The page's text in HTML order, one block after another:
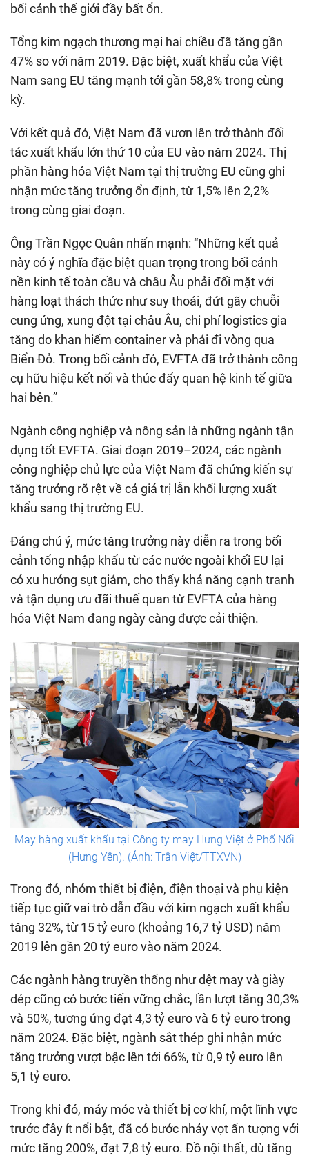
bối cảnh thế giới đầy bất ổn.
Tổng kim ngạch thương mại hai chiều đã tăng gần
47% so với năm 2019. Đặc biệt, xuất khẩu của Việt
Nam sang EU tăng mạnh tới gần 58,8% trong cùng
kỳ.
Với kết quả đó, Việt Nam đã vươn lên trở thành đối
tác xuất khẩu lớn thứ 10 của EU vào năm 2024. Thị
phần hàng hóa Việt Nam tại thị trường EU cũng ghi
nhận mức tăng trưởng ổn định, từ 1,5% lên 2,2%
trong cùng giai đoạn.
Ông Trần Ngọc Quân nhấn mạnh: “Những kết quả
này có ý nghĩa đặc biệt quan trọng trong bối cảnh
nền kinh tế toàn cầu và châu Âu phải đối mặt với
hàng loạt thách thức như suy thoái, đứt gãy chuỗi
cung ứng, xung đột tại châu Âu, chi phí logistics gia
tăng do khan hiếm container và phải đi vòng qua
Biển Đỏ. Trong bối cảnh đó, EVFTA đã trở thành công
cụ hữu hiệu kết nối và thúc đẩy quan hệ kinh tế giữa
hai bên.”
Ngành công nghiệp và nông sản là những ngành tận
dụng tốt EVFTA. Giai đoạn 2019–2024, các ngành
công nghiệp chủ lực của Việt Nam đã chứng kiến sự
tăng trưởng rõ rệt về cả giá trị lẫn khối lượng xuất
khẩu sang thị trường EU.
Đáng chú ý, mức tăng trưởng này diễn ra trong bối
cảnh tổng nhập khẩu từ các nước ngoài khối EU lại
có xu hướng sụt giảm, cho thấy khả năng cạnh tranh
và tận dụng ưu đãi thuế quan từ EVFTA của hàng
hóa Việt Nam đang ngày càng được cải thiện.
May hàng xuất khẩu tại Công ty may Hưng Việt ở Phố Nối
(Hưng Yên). (Ảnh: Trần Việt/TTXVN)
Trong đó, nhóm thiết bị điện, điện thoại và phụ kiện
tiếp tục giữ vai trò dẫn đầu với kim ngạch xuất khẩu
tăng 32%, từ 15 tỷ euro (khoảng 16,7 tỷ USD) năm
2019 lên gần 20 tỷ euro vào năm 2024.
Các ngành hàng truyền thống như dệt may và giày
dép cũng có bước tiến vững chắc, lần lượt tăng 30,3%
và 50%, tương ứng đạt 4,3 tỷ euro và 6 tỷ euro trong
năm 2024. Đặc biệt, ngành sắt thép ghi nhận mức
tăng trưởng vượt bậc lên tới 66%, từ 0,9 tỷ euro lên
5,1 tỷ euro.
Trong khi đó, máy móc và thiết bị cơ khí, một lĩnh vực
trước đây ít nổi bật, đã có bước nhảy vọt ấn tượng với
mức tăng 200%, đạt 7,8 tỷ euro. Đồ nội thất, dù tăng